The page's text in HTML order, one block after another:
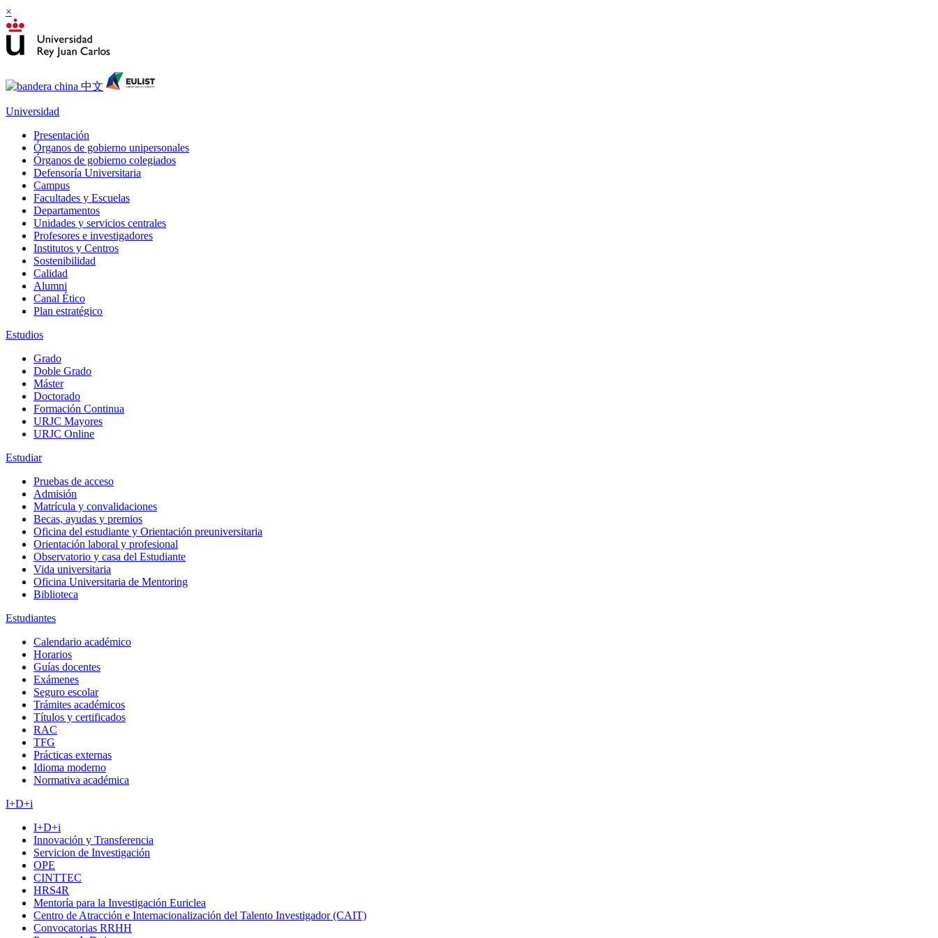
×
Universidad
Presentación
Órganos de gobierno unipersonales
Órganos de gobierno colegiados
Defensoría Universitaria
Campus
Facultades y Escuelas
Departamentos
Unidades y servicios centrales
Profesores e investigadores
Institutos y Centros
Sostenibilidad
Calidad
Alumni
Canal Ético
Plan estratégico
Estudios
Grado
Doble Grado
Máster
Doctorado
Formación Continua
URJC Mayores
URJC Online
Estudiar
Pruebas de acceso
Admisión
Matrícula y convalidaciones
Becas, ayudas y premios
Oficina del estudiante y Orientación preuniversitaria
Orientación laboral y profesional
Observatorio y casa del Estudiante
Vida universitaria
Oficina Universitaria de Mentoring
Biblioteca
Estudiantes
Calendario académico
Horarios
Guías docentes
Exámenes
Seguro escolar
Trámites académicos
Títulos y certificados
RAC
TFG
Prácticas externas
Idioma moderno
Normativa académica
I+D+i
I+D+i
Innovación y Transferencia
Servicion de Investigación
OPE
CINTTEC
HRS4R
Mentoría para la Investigación Euriclea
Centro de Atracción e Internacionalización del Talento Investigador (CAIT)
Convocatorias RRHH